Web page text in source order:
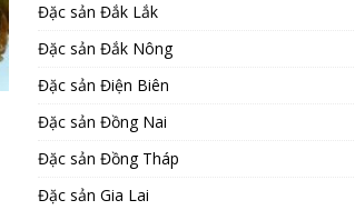
Đặc sản Đắk Lắk
Đặc sản Đắk Nông
Đặc sản Điện Biên
Đặc sản Đồng Nai
Đặc sản Đồng Tháp
Đặc sản Gia Lai